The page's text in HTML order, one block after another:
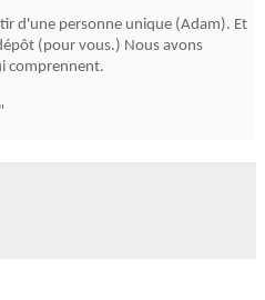
d'une personne unique (Adam). Et
(pour vous.) Nous avons
comprennent.
Sourate 6 "LES BESTIAUX الأنعام"